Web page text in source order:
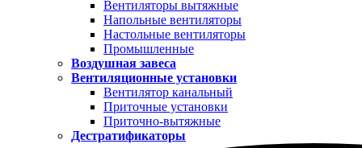
Вентиляторы вытяжные
Напольные вентиляторы
Настольные вентиляторы
Промышленные
Воздушная завеса
Вентиляционные установки
Вентилятор канальный
Приточные установки
Приточно-вытяжные
Дестратификаторы